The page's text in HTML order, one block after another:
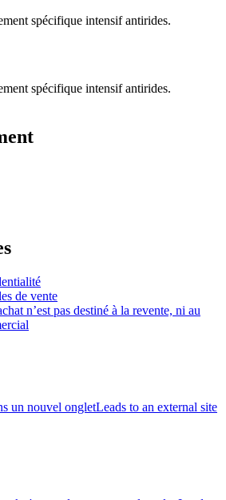
spécifique intensif antirides.
spécifique intensif antirides.
de vente
n’est pas destiné à la revente, ni au
un nouvel ongletLeads to an external site